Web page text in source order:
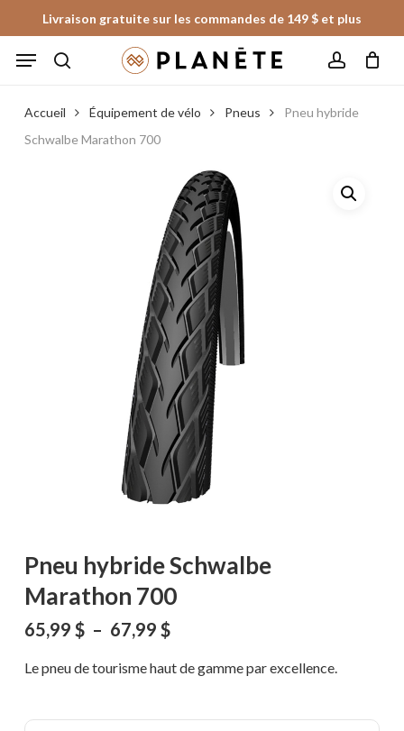
to
main
Livraison gratuite sur les commandes de 149 $ et plus
Menu
Fermer
le
panier
Accueil Équipement de vélo Pneus
Pneu hybride
Schwalbe Marathon 700
Pneu hybride Schwalbe
Marathon 700
65,99 $ – 67,99 $Plage
prix :
65,99 $
67,99 $
Le pneu de tourisme haut de gamme par excellence.